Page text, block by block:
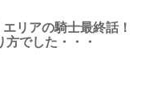
リアの騎士最終話！
でした・・・